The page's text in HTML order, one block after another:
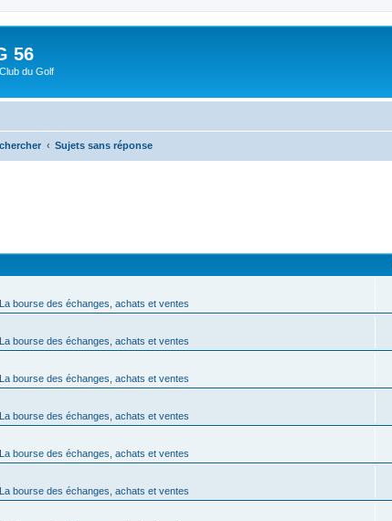
56
du Golf
Sujets sans réponse
La bourse des échanges, achats et ventes
La bourse des échanges, achats et ventes
La bourse des échanges, achats et ventes
La bourse des échanges, achats et ventes
La bourse des échanges, achats et ventes
La bourse des échanges, achats et ventes